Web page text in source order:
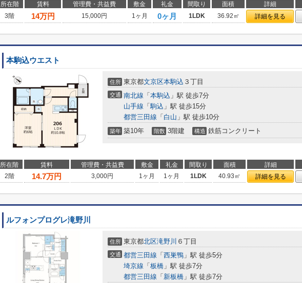
所在階 賃料 管理費・共益費 敷金 礼金 間取り 面積 詳細
3階
14万円 15,000円 1ヶ月 0ヶ月 1LDK 36.92㎡ 詳細を見る
本駒込ウエスト
住所 東京都文京区本駒込 ３丁目
交通 南北線 「 本駒込 」駅 徒歩7分
山手線 「駒込 」駅 徒歩15分
都営三田線 「 白山 」駅 徒歩10分
築年 築10年 階数 3階建 構造 鉄筋コンクリート
所在階 賃料 管理費・共益費 敷金 礼金 間取り 面積 詳細
2階
14.7万円 3,000円 1ヶ月 1ヶ月 1LDK 40.93㎡ 詳細を見る
ルフォンプログレ滝野川
住所 東京都北区滝野川 ６丁目
交通 都営三田線 「 西巣鴨 」駅 徒歩5分
埼京線 「 板橋 」駅 徒歩7分
都営三田線 「 新板橋 」駅 徒歩7分